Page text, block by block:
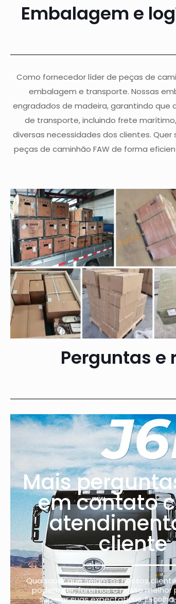
Embalagem e
Como fornecedor líder de peças de
embalagem e transporte. Nossas
engradados de madeira, garantindo
de transporte, incluindo frete
diversas necessidades dos clientes.
peças de caminhão FAW de forma
Perguntas e
Mais
em contato
cliente
Quaisquer que sejam os nossos
podem ser, faremos o nosso
superar suas expectativas.